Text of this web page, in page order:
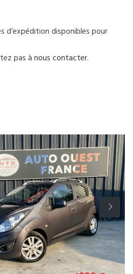
d’expédition disponibles pour
pas ànous contacter.